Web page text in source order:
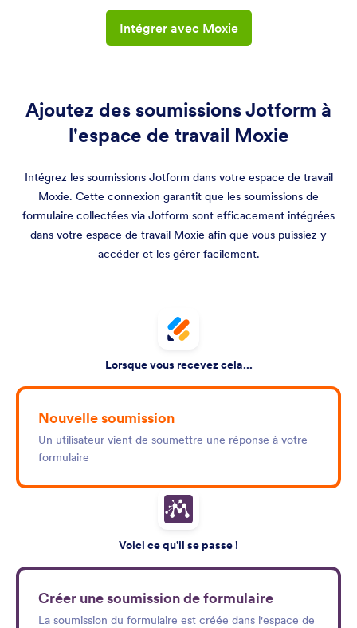
Intégrer avec Moxie
Ajoutez des soumissions Jotform à
l'espace de travail Moxie
Intégrez les soumissions Jotform dans votre espace de travail
Moxie. Cette connexion garantit que les soumissions de
formulaire collectées via Jotform sont efficacement intégrées
dans votre espace de travail Moxie afin que vous puissiez y
accéder et les gérer facilement.
Lorsque vous recevez cela...
Nouvelle soumission
Un utilisateur vient de soumettre une réponse à votre
formulaire
Voici ce qu'il se passe !
Créer une soumission de formulaire
La soumission du formulaire est créée dans l'espace de